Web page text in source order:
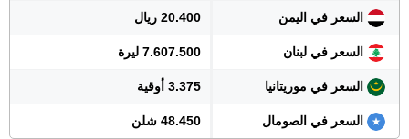
السعر في اليمن 20.400 ريال
السعر في لبنان 7.607.500 ليرة
السعر في موريتانيا 3.375 أوقية
السعر في الصومال 48.450 شلن